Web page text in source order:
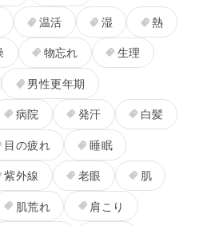
温活 湿
熱
物忘れ
生理
男性更年期
病院 発汗
白髪
目の疲れ
睡眠
紫外線 老眼
肌
肌荒れ
肩こり